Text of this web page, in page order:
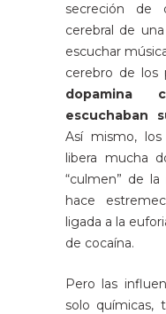
secreción de
cerebral de
escuchar
cerebro de los
dopamina
escuchaban
Así mismo, los
libera mucha
“culmen” de
hace
ligada a la
de cocaína.
Pero las
solo químicas,